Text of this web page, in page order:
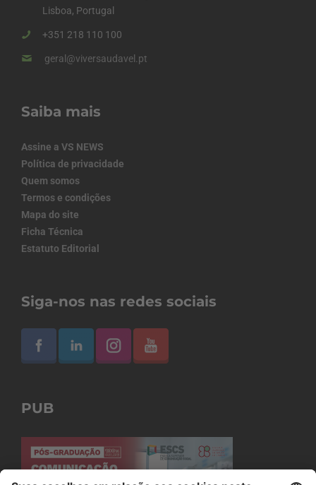
Lisboa, Portugal
+351 218 110 100
geral@viversaudavel.pt
Saiba mais
Assine a VS NEWS
Política de privacidade
Quem somos
Termos e condições
Mapa do site
Ficha Técnica
Estatuto Editorial
Siga-nos nas redes sociais
PUB